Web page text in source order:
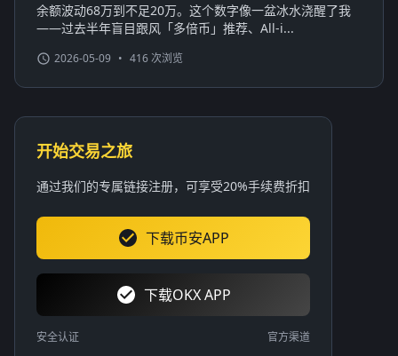
余额波动68万到不足20万。这个数字像一盆冰水浇醒了我
——过去半年盲目跟风「多倍币」推荐、All-i...
2026-05-09 • 416 次浏览
开始交易之旅
通过我们的专属链接注册，可享受20%手续费折扣
下载币安APP
下载OKX APP
安全认证 官方渠道